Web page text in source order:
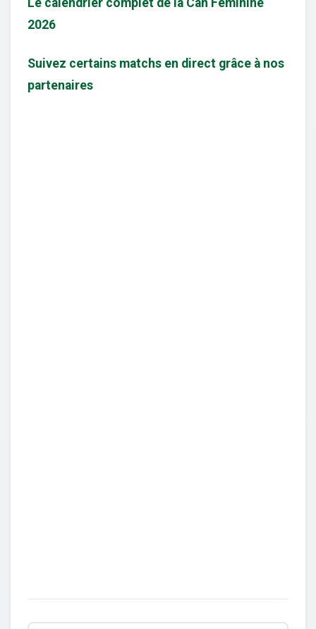
Le calendrier complet de la Can Féminine
2026
Suivez certains matchs en direct grâce à nos
partenaires